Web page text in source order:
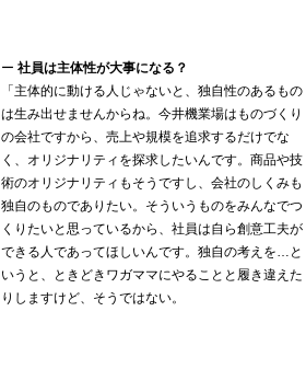
ー 社員は主体性が大事になる？
「主体的に動ける人じゃないと、独自性のあるもの
は生み出せませんからね。今井機業場はものづくり
の会社ですから、売上や規模を追求するだけでな
く、オリジナリティを探求したいんです。商品や技
術のオリジナリティもそうですし、会社のしくみも
独自のものでありたい。そういうものをみんなでつ
くりたいと思っているから、社員は自ら創意工夫が
できる人であってほしいんです。独自の考えを…と
いうと、ときどきワガママにやることと履き違えた
りしますけど、そうではない。